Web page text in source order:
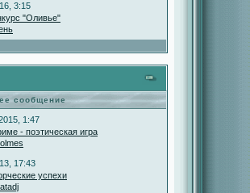
3:15
"Оливье"
сообщение
1:47
- поэтическая игра
17:43
успехи